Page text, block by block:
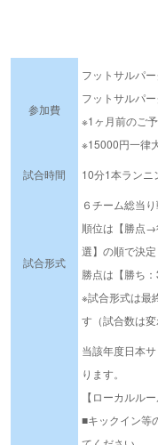
参加費
フットサルパ
フットサルパ
※1ヶ月前のご
※15000円一律
試合時間
10分1本ランニ
試合形式
６チーム総当
順位は【勝点
選】の順で決定
勝点は【勝ち
※試合形式は最
す（試合数は変
当該年度日本
ります。
【ローカルルー
■キックイン等